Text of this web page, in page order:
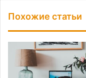
Похожие статьи